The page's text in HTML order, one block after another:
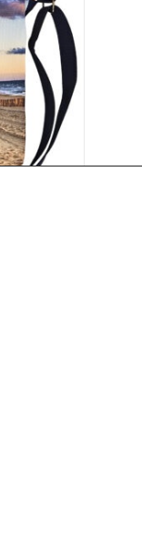
des cookies GDPR